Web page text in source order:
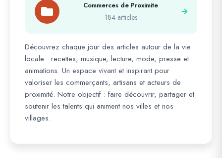
Commerces de Proximite
184 articles
Découvrez chaque jour des articles autour de la vie
locale : recettes, musique, lecture, mode, presse et
animations. Un espace vivant et inspirant pour
valoriser les commerçants, artisans et acteurs de
proximité. Notre objectif : faire découvrir, partager et
soutenir les talents qui animent nos villes et nos
villages.